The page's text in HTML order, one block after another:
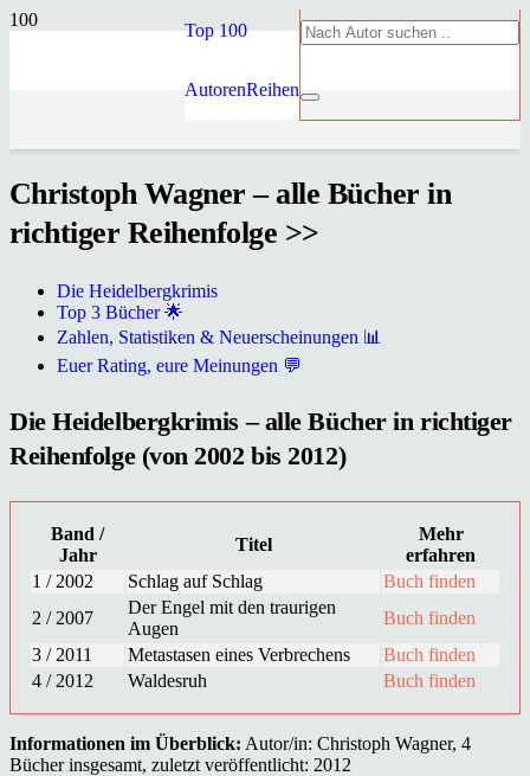
Top 100
AutorenReihen
Christoph Wagner – alle Bücher in
richtiger Reihenfolge >>
Die Heidelbergkrimis
Top 3 Bücher 🌟
Zahlen, Statistiken & Neuerscheinungen 📊
Euer Rating, eure Meinungen 💬
Die Heidelbergkrimis – alle Bücher in richtiger
Reihenfolge (von 2002 bis 2012)
Band /
Jahr
Titel
Mehr
erfahren
1 / 2002
Schlag auf Schlag
Buch finden
2 / 2007
Der Engel mit den traurigen
Augen
Buch finden
3 / 2011
Metastasen eines Verbrechens
Buch finden
4 / 2012
Waldesruh Buch finden
Informationen im Überblick: Autor/in: Christoph Wagner, 4
Bücher insgesamt, zuletzt veröffentlicht: 2012